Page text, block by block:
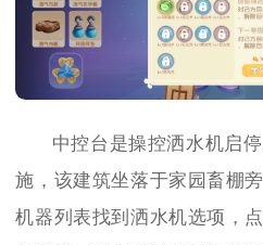
中控台是操控洒水机启
施，该建筑坐落于家园畜棚
机器列表找到洒水机选项，